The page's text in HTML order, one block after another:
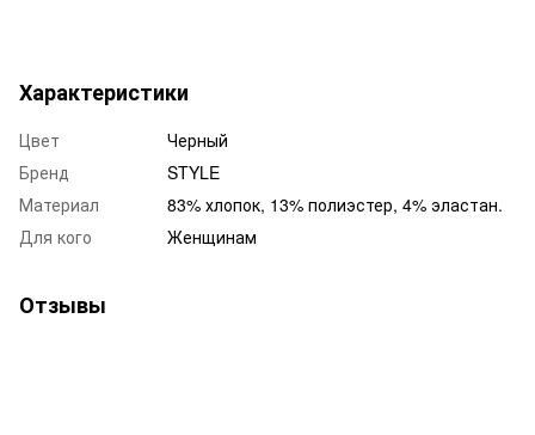
Характеристики
Цвет
Черный
Бренд
STYLE
Материал
83% хлопок, 13% полиэстер, 4% эластан.
Для кого
Женщинам
Отзывы